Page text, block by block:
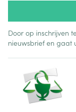
Door op inschrijven
nieuwsbrief en gaat